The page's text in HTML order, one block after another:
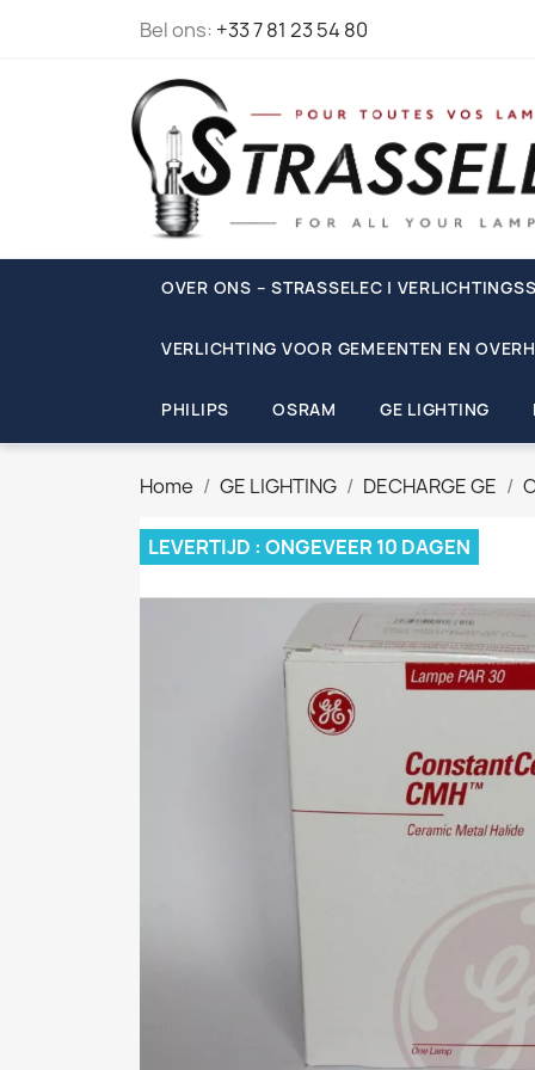
Bel ons: +33 7 81 23 54 80
OVER ONS – STRASSELEC |
VERLICHTING VOOR GEMEENTEN EN
PHILIPS OSRAM GE LIGHTING
Home GE LIGHTING DECHARGE GE
LEVERTIJD : ONGEVEER 10 DAGEN